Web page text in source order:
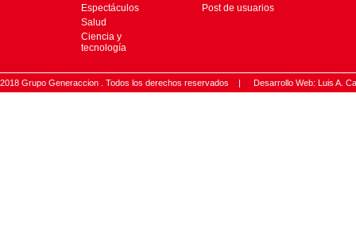
Espectáculos
Salud
Ciencia y
tecnología
Post de usuarios
2018 Grupo Generaccion . Todos los derechos reservados | Desarrollo Web: Luis